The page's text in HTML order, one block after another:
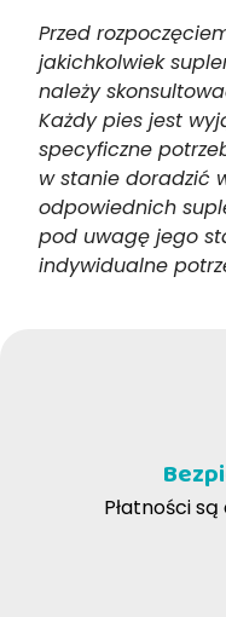
Przed
jakichkolwiek
należy
Każdy pies jest
specyficzne
w stanie doradzić
odpowiednich
pod uwagę jego
indywidualne
Płatności